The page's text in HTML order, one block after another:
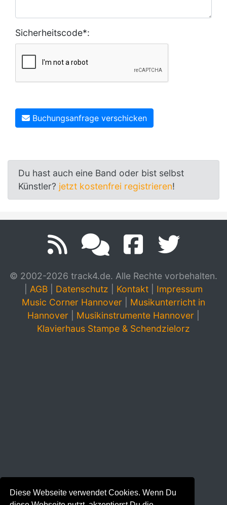
Diese Webseite verwendet Cookies. Wenn Du
Sicherheitscode*:
Buchungsanfrage verschicken
Du hast auch eine Band oder bist selbst
Künstler? jetzt kostenfrei registrieren!
© 2002-2026 track4.de. Alle Rechte vorbehalten.
AGB Datenschutz Kontakt
Impressum
Music Corner Hannover
Musikunterricht in
Hannover
Musikinstrumente Hannover
Klavierhaus Stampe & Schendzielorz